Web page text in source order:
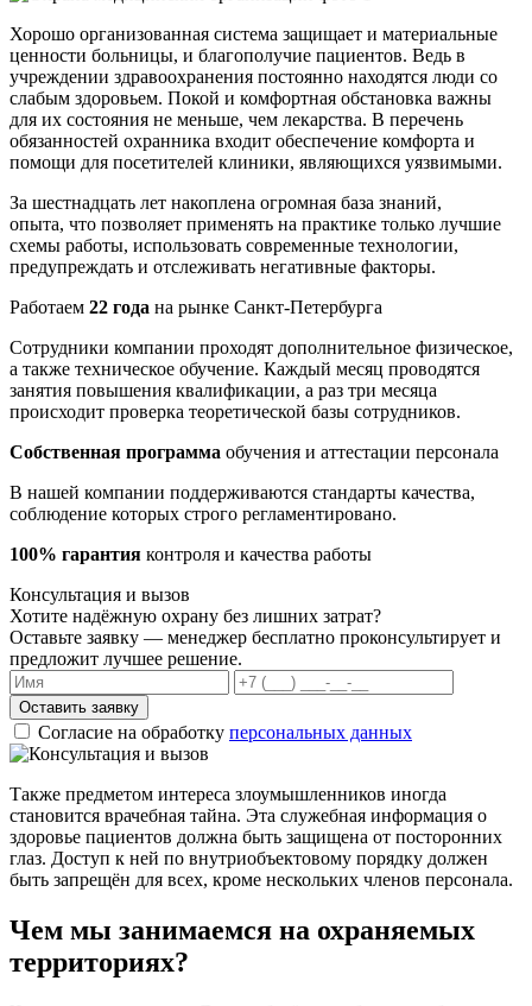
Хорошо организованная система защищает и материальные
ценности больницы, и благополучие пациентов. Ведь в
учреждении здравоохранения постоянно находятся люди со
слабым здоровьем. Покой и комфортная обстановка важны
для их состояния не меньше, чем лекарства. В перечень
обязанностей охранника входит обеспечение комфорта и
помощи для посетителей клиники, являющихся уязвимыми.
За шестнадцать лет накоплена огромная база знаний,
опыта, что позволяет применять на практике только лучшие
схемы работы, использовать современные технологии,
предупреждать и отслеживать негативные факторы.
Работаем 22 года на рынке Санкт-Петербурга
Сотрудники компании проходят дополнительное физическое,
а также техническое обучение. Каждый месяц проводятся
занятия повышения квалификации, а раз три месяца
происходит проверка теоретической базы сотрудников.
Собственная программа обучения и аттестации персонала
В нашей компании поддерживаются стандарты качества,
соблюдение которых строго регламентировано.
100% гарантия контроля и качества работы
Консультация и вызов
Хотите надёжную охрану без лишних затрат?
Оставьте заявку — менеджер бесплатно проконсультирует и
предложит лучшее решение.
Оставить заявку
Согласие на обработку персональных данных
Также предметом интереса злоумышленников иногда
становится врачебная тайна. Эта служебная информация о
здоровье пациентов должна быть защищена от посторонних
глаз. Доступ к ней по внутриобъектовому порядку должен
быть запрещён для всех, кроме нескольких членов персонала.
Чем мы занимаемся на охраняемых
территориях?